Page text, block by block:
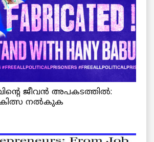
ജീവൻ അപകടത്തിൽ:
നൽകുക